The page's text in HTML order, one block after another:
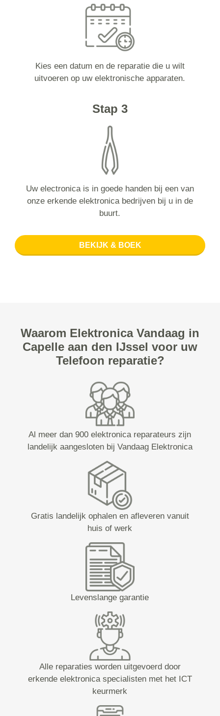
Kies een datum en de reparatie die u wilt
uitvoeren op uw elektronische apparaten.
Stap 3
Uw electronica is in goede handen bij een van
onze erkende elektronica bedrijven bij u in de
buurt.
BEKIJK & BOEK
Waarom Elektronica Vandaag in
Capelle aan den IJssel voor uw
Telefoon reparatie?
Al meer dan 900 elektronica reparateurs zijn
landelijk aangesloten bij Vandaag Elektronica
Gratis landelijk ophalen en afleveren vanuit
huis of werk
Levenslange garantie
Alle reparaties worden uitgevoerd door
erkende elektronica specialisten met het ICT
keurmerk